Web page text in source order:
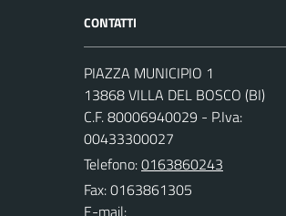
CONTATTI
PIAZZA MUNICIPIO 1
13868 VILLA DEL BOSCO (BI)
C.F. 80006940029 - P.Iva:
00433300027
Telefono:0163860243
Fax: 0163861305
E-mail: